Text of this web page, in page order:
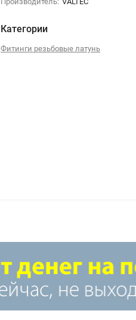
Категории
Фитинги резьбовые латунь